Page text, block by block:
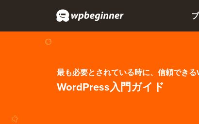
最も必要とされている時に、信頼できる
WordPress入門ガイド